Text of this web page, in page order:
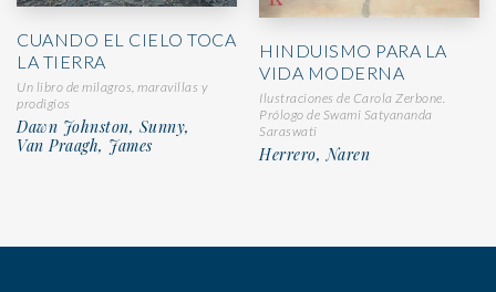
CUANDO EL CIELO TOCA
LA TIERRA
Un libro de milagros, maravillas y
prodigios
Dawn Johnston, Sunny,
Van Praagh, James
HINDUISMO PARA LA
VIDA MODERNA
Ilustraciones de Carola Zerbone.
Prólogo de Swami Satyananda
Saraswati
Herrero, Naren